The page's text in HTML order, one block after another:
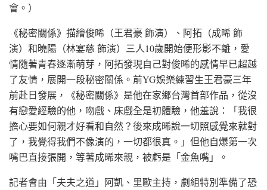
會。）
《秘密關係》描繪俊晞（王君豪 飾演）、阿拓（成晞 飾
演）和曉陽（林宴慈 飾演）三人10歲開始便形影不離，愛
情隨著青春逐漸萌芽，阿拓發現自己對俊晞的感情早已超越
了友情，展開一段秘密關係。前YG娛樂練習生王君豪三年
前赴日發展，《秘密關係》是他在家鄉台灣首部作品，從沒
有戀愛經驗的他，吻戲、床戲全是初體驗，他羞說：「我很
擔心要如何親才好看和自然？後來成晞說一切照感覺來就對
了，我覺得我們不像演的，一切都很真。」但他自爆第一次
嘴巴直接張開，等著成晞來親，被虧是「金魚嘴」。
記者會由「夫夫之道」阿凱、里歐主持，劇組特別準備了恐